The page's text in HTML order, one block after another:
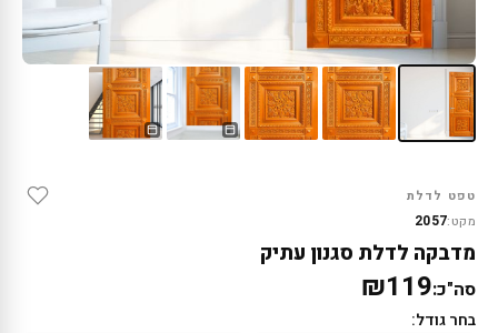
טפט לדלת
מקט:2057
מדבקה לדלת סגנון עתיק
סה"כ:₪119
בחר גודל: